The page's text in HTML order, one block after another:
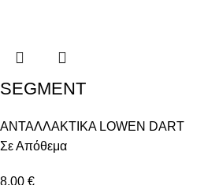
SEGMENT
ΑΝΤΑΛΛΑΚΤΙΚΑ LOWEN DART
Σε Απόθεμα
8,00 €